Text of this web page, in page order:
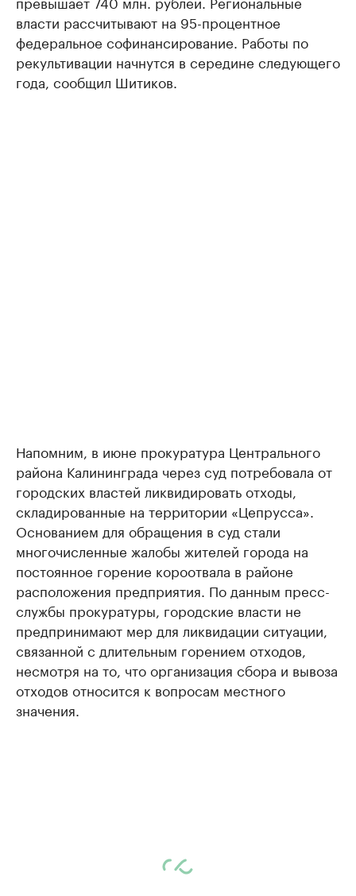
власти рассчитывают на 95-процентное
федеральное софинансирование. Работы по
рекультивации начнутся в середине следующего
года, сообщил Шитиков.
Напомним, в июне прокуратура Центрального
района Калининграда через суд потребовала от
городских властей ликвидировать отходы,
складированные на территории «Цепрусса».
Основанием для обращения в суд стали
многочисленные жалобы жителей города на
постоянное горение короотвала в районе
расположения предприятия. По данным пресс-
службы прокуратуры, городские власти не
предпринимают мер для ликвидации ситуации,
связанной с длительным горением отходов,
несмотря на то, что организация сбора и вывоза
отходов относится к вопросам местного
значения.